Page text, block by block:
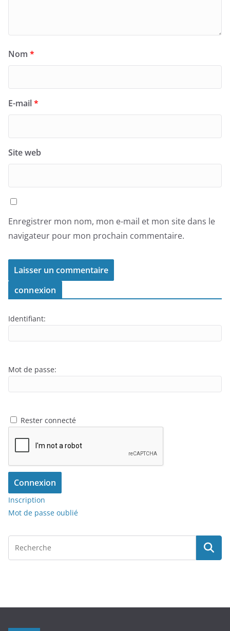
Nom *
E-mail*
Site web
Enregistrer mon nom, mon e-mail et mon site dans le
navigateur pour mon prochain commentaire.
connexion
Identifiant:
Mot de passe:
Rester connecté
Connexion
Inscription
Mot de passe oublié